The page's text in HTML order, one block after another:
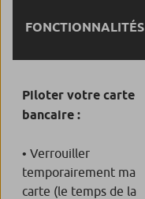
FONCTIONNALITÉS
Piloter votre carte
bancaire :
• Verrouiller
temporairement ma
carte (le temps de la